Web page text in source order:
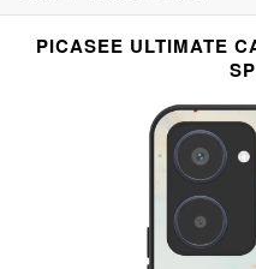
PICASEE ULTIMATE